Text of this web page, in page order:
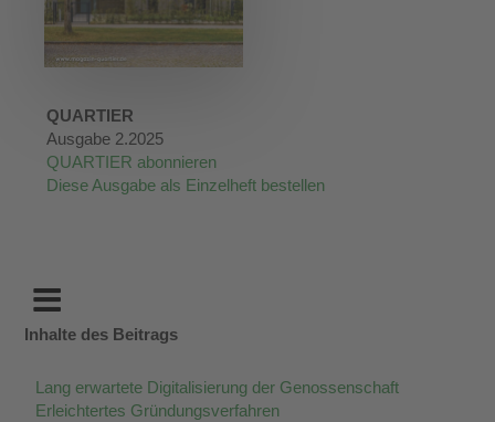
QUARTIER
Ausgabe 2.2025
QUARTIER abonnieren
Diese Ausgabe als Einzelheft bestellen
Inhalte des Beitrags
Lang erwartete Digitalisierung der Genossenschaft
Erleichtertes Gründungsverfahren